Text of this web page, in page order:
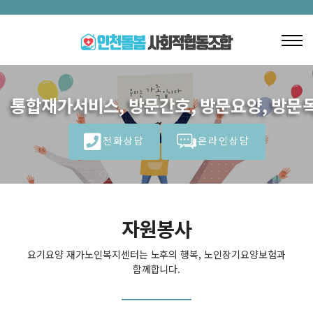
통합재가서비스, 방문간호, 방문요양, 방문
전화상담 온라인상담
자원봉사
요기요양 재가노인복지센터는 노후의 행복, 노인장기요양보험과
함께합니다.